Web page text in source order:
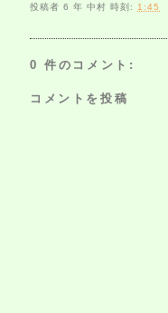
投稿者6 年 中村 時刻: 1:45
0 件のコメント:
コメントを投稿